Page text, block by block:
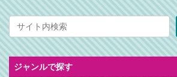
ジャンルで探す